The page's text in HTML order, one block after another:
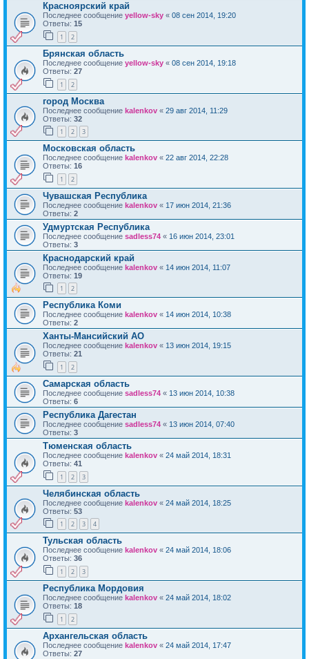
Красноярский край
Последнее сообщение yellow-sky « 08 сен 2014, 19:20
Ответы: 15
1 2
Брянская область
Последнее сообщение yellow-sky « 08 сен 2014, 19:18
Ответы: 27
1 2
город Москва
Последнее сообщение kalenkov « 29 авг 2014, 11:29
Ответы: 32
1 2 3
Московская область
Последнее сообщение kalenkov « 22 авг 2014, 22:28
Ответы: 16
1 2
Чувашская Республика
Последнее сообщение kalenkov « 17 июн 2014, 21:36
Ответы: 2
Удмуртская Республика
Последнее сообщение sadless74 « 16 июн 2014, 23:01
Ответы: 3
Краснодарский край
Последнее сообщение kalenkov « 14 июн 2014, 11:07
Ответы: 19
1 2
Республика Коми
Последнее сообщение kalenkov « 14 июн 2014, 10:38
Ответы: 2
Ханты-Мансийский АО
Последнее сообщение kalenkov « 13 июн 2014, 19:15
Ответы: 21
1 2
Самарская область
Последнее сообщение sadless74 « 13 июн 2014, 10:38
Ответы: 6
Республика Дагестан
Последнее сообщение sadless74 « 13 июн 2014, 07:40
Ответы: 3
Тюменская область
Последнее сообщение kalenkov « 24 май 2014, 18:31
Ответы: 41
1 2 3
Челябинская область
Последнее сообщение kalenkov « 24 май 2014, 18:25
Ответы: 53
1 2 3 4
Тульская область
Последнее сообщение kalenkov « 24 май 2014, 18:06
Ответы: 36
1 2 3
Республика Мордовия
Последнее сообщение kalenkov « 24 май 2014, 18:02
Ответы: 18
1 2
Архангельская область
Последнее сообщение kalenkov « 24 май 2014, 17:47
Ответы: 27